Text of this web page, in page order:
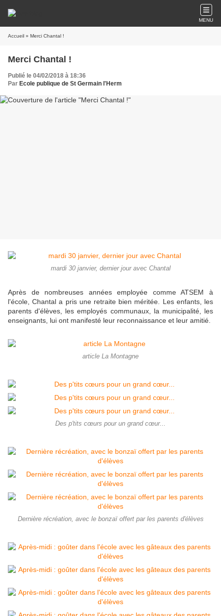
MENU
Accueil » Merci Chantal !
Merci Chantal !
Publié le 04/02/2018 à 18:36
Par Ecole publique de St Germain l'Herm
mardi 30 janvier, dernier jour avec Chantal
Après de nombreuses années employée comme ATSEM à
l'école, Chantal a pris une retraite bien méritée. Les enfants, les
parents d'élèves, les employés communaux, la municipalité, les
enseignants, lui ont manifesté leur reconnaissance et leur amitié.
article La Montagne
Des p'tits cœurs pour un grand cœur...
Dernière récréation, avec le bonzaï offert par les parents d'élèves